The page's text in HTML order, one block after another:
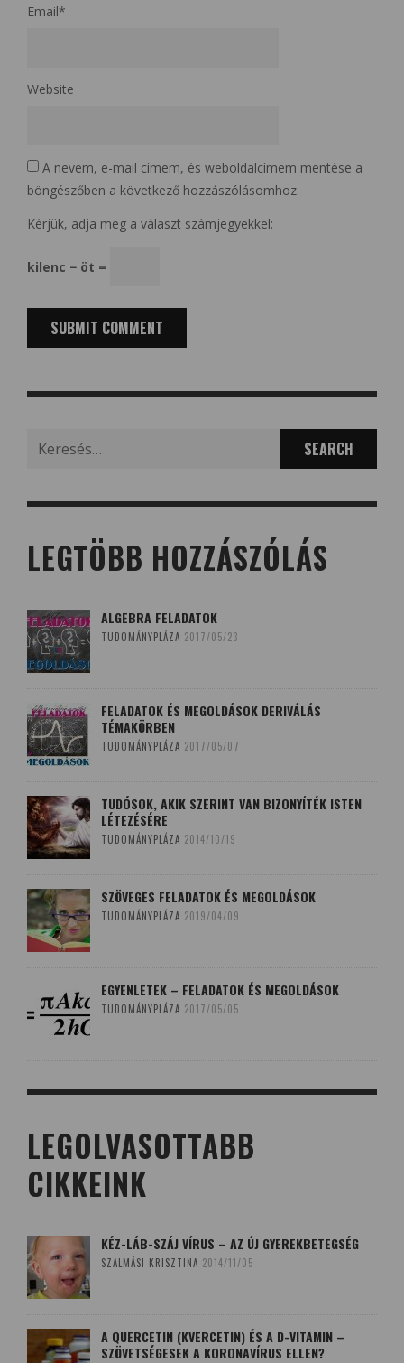
Email*
Website
A nevem, e-mail címem, és weboldalcímem mentése a
böngészőben a következő hozzászólásomhoz.
Kérjük, adja meg a választ számjegyekkel:
kilenc − öt =
for:
LEGTÖBB HOZZÁSZÓLÁS
ALGEBRA FELADATOK
TUDOMÁNYPLÁZA 2017/05/23
FELADATOK ÉS MEGOLDÁSOK DERIVÁLÁS
TÉMAKÖRBEN
TUDOMÁNYPLÁZA 2017/05/07
TUDÓSOK, AKIK SZERINT VAN BIZONYÍTÉK ISTEN
LÉTEZÉSÉRE
TUDOMÁNYPLÁZA 2014/10/19
SZÖVEGES FELADATOK ÉS MEGOLDÁSOK
TUDOMÁNYPLÁZA 2019/04/09
EGYENLETEK – FELADATOK ÉS MEGOLDÁSOK
TUDOMÁNYPLÁZA 2017/05/05
LEGOLVASOTTABB
CIKKEINK
KÉZ-LÁB-SZÁJ VÍRUS – AZ ÚJ GYEREKBETEGSÉG
SZALMÁSI KRISZTINA 2014/11/05
A QUERCETIN (KVERCETIN) ÉS A D-VITAMIN –
SZÖVETSÉGESEK A KORONAVÍRUS ELLEN?